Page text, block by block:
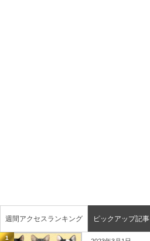
週間アクセスランキング ピックアップ記事
1